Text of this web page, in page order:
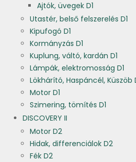
Ajtók, üvegek D1
Utastér, belső felszerelés D1
Kipufogó D1
Kormányzás D1
Kuplung, váltó, kardán D1
Lámpák, elektromosság D1
Lökhárító, Haspáncél, Küszöb
Motor D1
Szimering, tömítés D1
DISCOVERY II
Motor D2
Hidak, differenciálok D2
Fék D2